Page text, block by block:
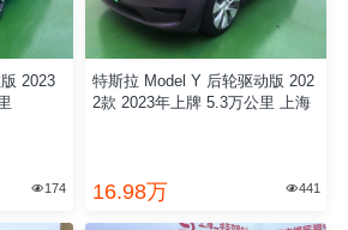
2023
 174
特斯拉 Model Y 后轮驱动版 202
2款 2023年上牌 5.3万公里 上海
16.98万 441